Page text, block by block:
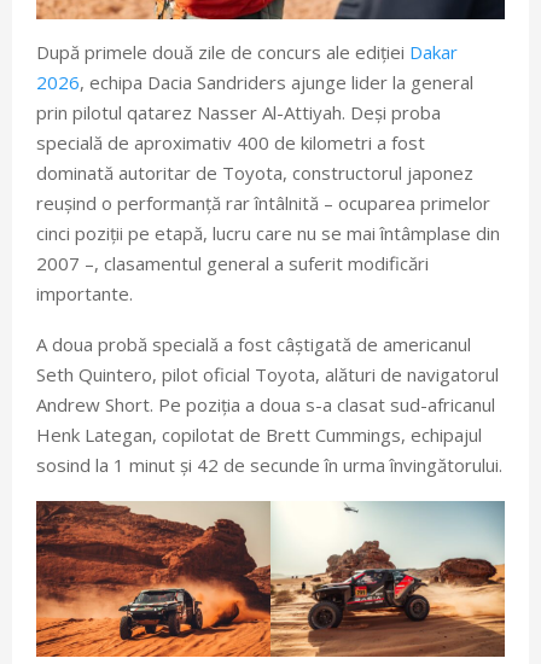
După primele două zile de concurs ale ediției Dakar
2026, echipa Dacia Sandriders ajunge lider la general
prin pilotul qatarez Nasser Al-Attiyah. Deși proba
specială de aproximativ 400 de kilometri a fost
dominată autoritar de Toyota, constructorul japonez
reușind o performanță rar întâlnită – ocuparea primelor
cinci poziții pe etapă, lucru care nu se mai întâmplase din
2007 –, clasamentul general a suferit modificări
importante.
A doua probă specială a fost câștigată de americanul
Seth Quintero, pilot oficial Toyota, alături de navigatorul
Andrew Short. Pe poziția a doua s-a clasat sud-africanul
Henk Lategan, copilotat de Brett Cummings, echipajul
sosind la 1 minut și 42 de secunde în urma învingătorului.